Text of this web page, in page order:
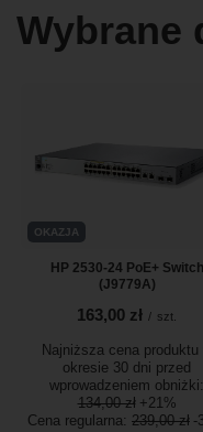
Wybrane
OKAZJA
HP 2530-24 PoE+ Switch
(J9779A)
163,00 zł / szt.
Najniższa cena produktu
okresie 30 dni przed
wprowadzeniem obniżki:
134,00 zł +21%
Cena regularna: 239,00 zł -